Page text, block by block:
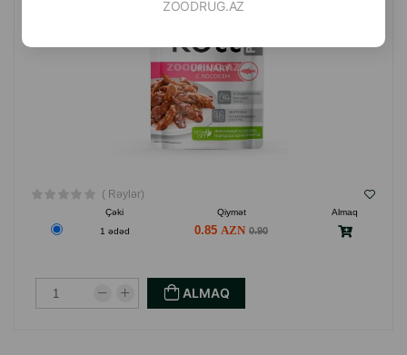
ZOODRUG.AZ
( Rəylər)
Çəki Qiymət
Almaq
1 ədəd
0.85 0.90
ALMAQ